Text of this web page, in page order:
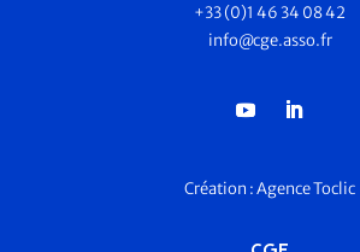
+33 (0)1 46 34 08 42
info@cge.asso.fr
Création :Agence Toclic